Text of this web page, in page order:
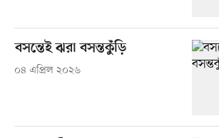
বসন্তেই ঝরা বসন্তকুঁড়ি
০৪ এপ্রিল ২০২৬